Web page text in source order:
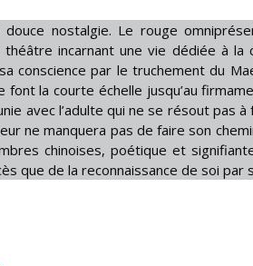
nostalgie. Le rouge
incarnant une vie dédiée à la
conscience par le truchement du
la courte échelle jusqu’au
avec l’adulte qui ne se résout pas
ne manquera pas de faire son
chinoises, poétique et
que de la reconnaissance de soi par